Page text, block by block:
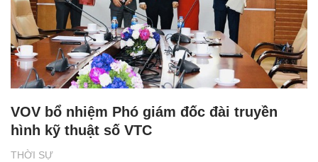
THỜI SỰ
VOV bổ nhiệm Phó giám đốc đài truyền
hình kỹ thuật số VTC